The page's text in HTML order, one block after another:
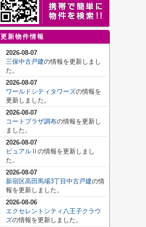
更新物件情報
2026-08-07
三保中古戸建の情報を更新しまし
た。
2026-08-07
ワールドシティタワーズの情報を
更新しました。
2026-08-07
コートプラザ調布の情報を更新し
ました。
2026-08-07
ピュアルⅡ の情報を更新しまし
た。
2026-08-07
新宿区高田馬場3丁目中古戸建の情
報を更新しました。
2026-08-06
エクセレントシティ八王子クラウ
ズの情報を更新しました。